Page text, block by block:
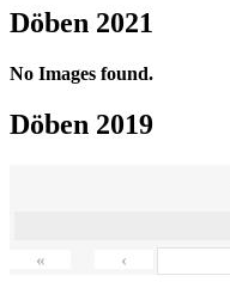
Döben 2021
No Images found.
Döben 2019
« ‹